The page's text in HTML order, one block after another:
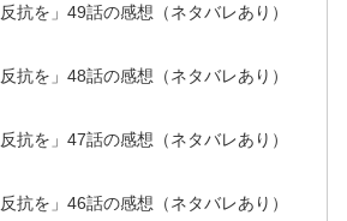
抗を」49話の感想（ネタバレあり）
抗を」48話の感想（ネタバレあり）
抗を」47話の感想（ネタバレあり）
抗を」46話の感想（ネタバレあり）